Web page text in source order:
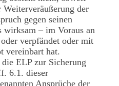
Weiterveräußerung der
gegen seinen
wirksam – im Voraus an
verpfändet oder mit
vereinbart hat.
ELP zur Sicherung
6.1. dieser
Ansprüche der